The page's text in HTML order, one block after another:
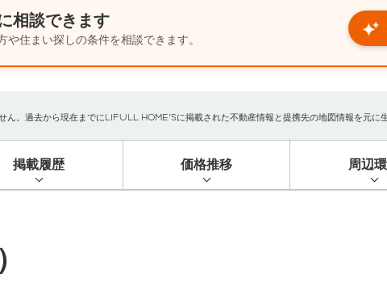
相談できます
住まい探しの条件を相談できます。
ん。過去から現在までにLIFULL HOME'Sに掲載された不動産情報と提携先の地図情報を元
掲載履歴 価格推移 周辺